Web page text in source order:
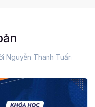
Nguyễn Thanh Tuấn